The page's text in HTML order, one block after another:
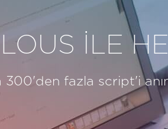
İLE
300'den fazla script'i